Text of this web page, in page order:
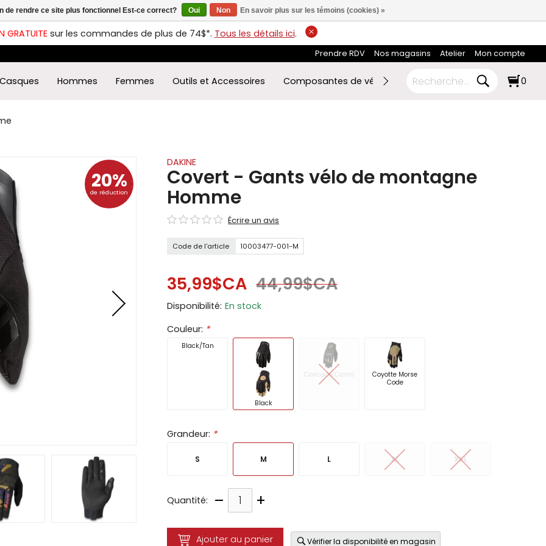
GRATUITEsur les commandes de plus de 74$*. Tous les détails ici.
Prendre RDV Nos magasins Atelier Mon compte
Casques Hommes Femmes Outils et Accessoires Composantes de vélo Ski de fond RABAIS FIN DE
0
20%
de réduction
DAKINE
Covert - Gants vélo de montagne
Homme
Écrire un avis
Code de l'article 10003477-001-M
35,99$CA 44,99$CA
Disponibilité: En stock
Couleur: *
Black/Tan
Black
Cascade Camo
Coyotte Morse
Code
Grandeur: *
S M L XL XXL
Quantité: – +
Ajouter au panier Vérifier la disponibilité en magasin
de rendre ce site plus fonctionnel Est-ce correct? Oui Non En savoir plus sur les témoins (cookies) »